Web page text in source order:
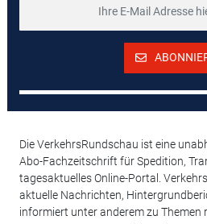
Die VerkehrsRundschau ist eine
Abo-Fachzeitschrift für Spedition,
tagesaktuelles Online-Portal.
aktuelle Nachrichten,
informiert unter anderem zu Themen